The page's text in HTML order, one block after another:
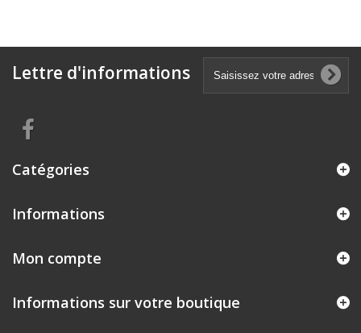
Lettre d'informations
Catégories
Informations
Mon compte
Informations sur votre boutique